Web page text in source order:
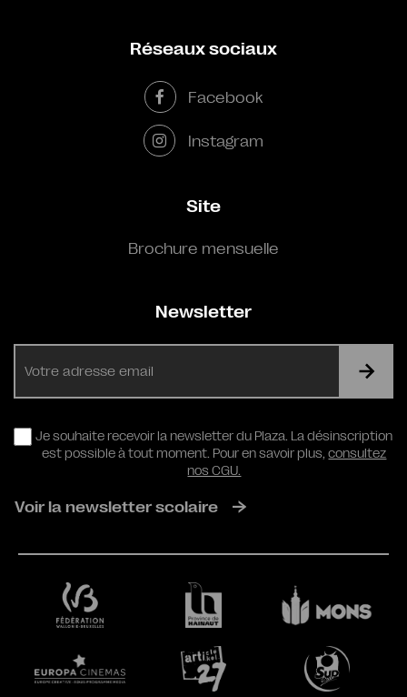
Réseaux sociaux
Facebook
Instagram
Site
Brochure mensuelle
Newsletter
RGPD
Je souhaite recevoir la newsletter du Plaza. La désinscription
est possible à tout moment. Pour en savoir plus,consultez
nos CGU.
Voir la newsletter scolaire